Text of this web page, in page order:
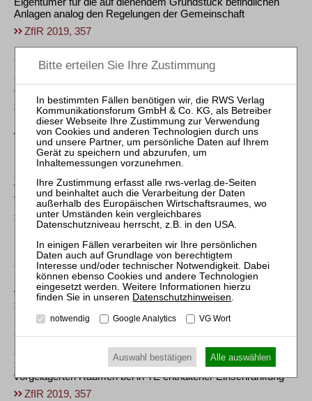
Anlagen analog den Regelungen der Gemeinschaft
ZfIR 2019, 357
OLG Brandenburg, Urt. v. 02.04.2019 – 3 U 33/18
85. Eigentumsverlust des Dritten an Bauwerk auf im
ehemaligen Beitrittsgebiet befindlichem Grundstück
ZfIR 2019, 357
Wohnungseigentumsrecht
BGH, Urt. v. 22.03.2019 – V ZR 105/18
86. Keine Beschlusskompetenz der WEG zur Einführung einer
Vertragsstrafe bei Verstoß gegen in GO bestimmte
Vermietungsbeschränkungen
ZfIR 2019, 357
BGH, Beschl. v. 17.01.2019 – V ZB 121/18
87. Rechtsmittelbeschwer von regelmäßig 750 € bei gegen
Bestellung des Verwaltungsbeirats gerichteter erfolgloser
Anfechtungsklage
OLG München, Beschl. v. 10.04.2019 – 34 Wx 92/18
88. Zulässige Eintragung eines Sondernutzungsrechts an
zwingenden Gemeinschaftsräumen (hier: Heizungsraum)
vorgelagerten Räumen bei in TE enthaltener Einschränkung
ZfIR 2019, 357
Datenschutzhinweisen
notwendig Google Analytics VG Wort
Auswahl bestätigen Alle auswählen